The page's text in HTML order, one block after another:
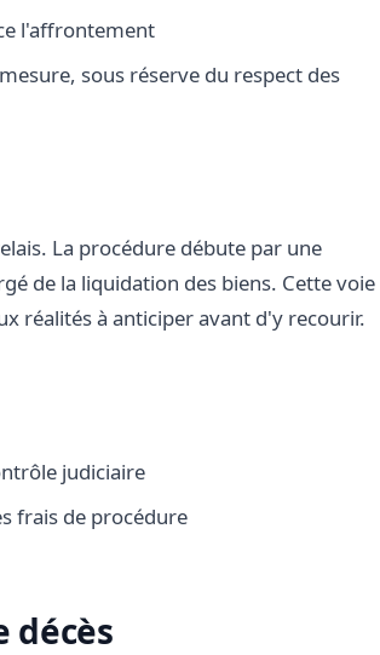
l'affrontement
sous réserve du respect des
La procédure débute par une
de la liquidation des biens. Cette voie
réalités à anticiper avant d'y recourir.
judiciaire
frais de procédure
décès